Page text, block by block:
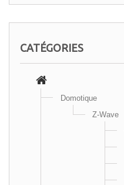
CATÉGORIES
Domotique
Z-Wave